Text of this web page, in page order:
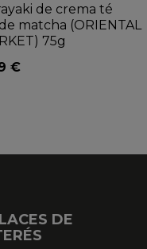
de crema té
matcha (ORIENTAL
75g
€
DE